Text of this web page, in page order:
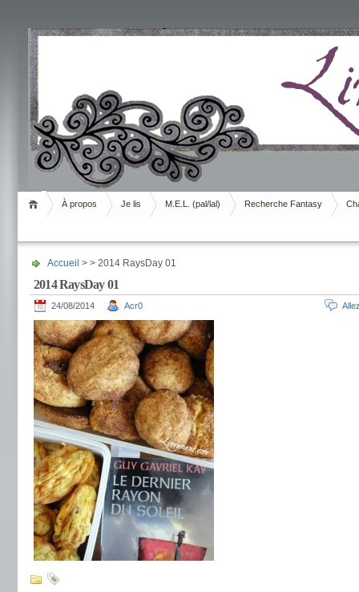
Livrement
À propos Je lis M.E.L. (pal/lal) Recherche Fantasy
Accueil > > 2014 RaysDay 01
2014 RaysDay 01
24/08/2014 Acr0